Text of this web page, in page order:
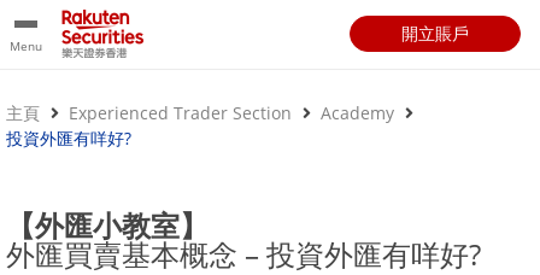
Menu
開立賬戶
主頁 Experienced Trader Section
Academy
投資外匯有咩好?
【外匯小教室】
外匯買賣基本概念 – 投資外匯有咩好?